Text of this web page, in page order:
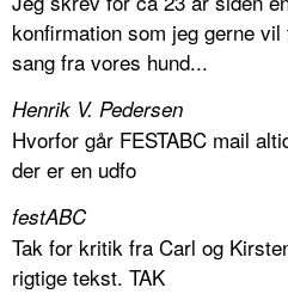
konfirmation som jeg gerne
sang fra vores hund...
Henrik V. Pedersen
Hvorfor går FESTABC mail
der er en udfo
festABC
Tak for kritik fra Carl og
rigtige tekst. TAK